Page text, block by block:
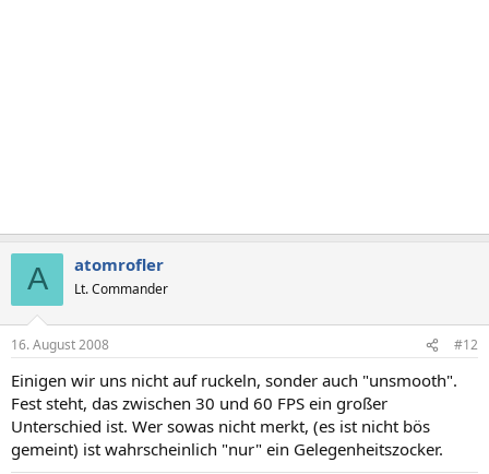
A atomrofler
Lt. Commander
16. August 2008 #12
Einigen wir uns nicht auf ruckeln, sonder auch "unsmooth".
Fest steht, das zwischen 30 und 60 FPS ein großer
Unterschied ist. Wer sowas nicht merkt, (es ist nicht bös
gemeint) ist wahrscheinlich "nur" ein Gelegenheitszocker.